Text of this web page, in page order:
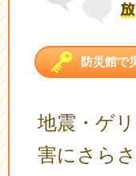
防災館で
地震・ゲ
害にさら